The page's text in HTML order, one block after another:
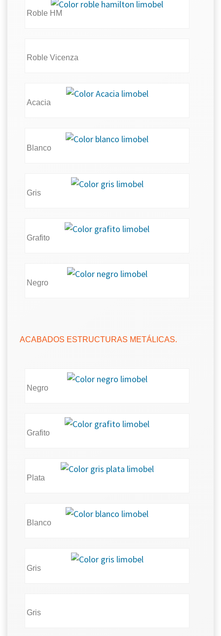
Roble HM
Roble Vicenza
Acacia
Blanco
Gris
Grafito
Negro
ACABADOS ESTRUCTURAS METÁLICAS.
Negro
Grafito
Plata
Blanco
Gris
Gris